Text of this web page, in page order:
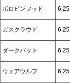
ポロビンフッド 6.25
ガスクラウド 6.25
ダークバット 6.25
ウェアウルフ 6.25